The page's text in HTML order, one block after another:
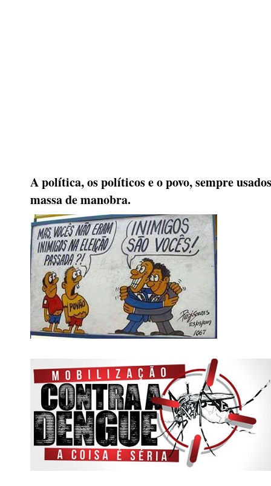
A política, os políticos e o povo, sempre
massa de manobra.